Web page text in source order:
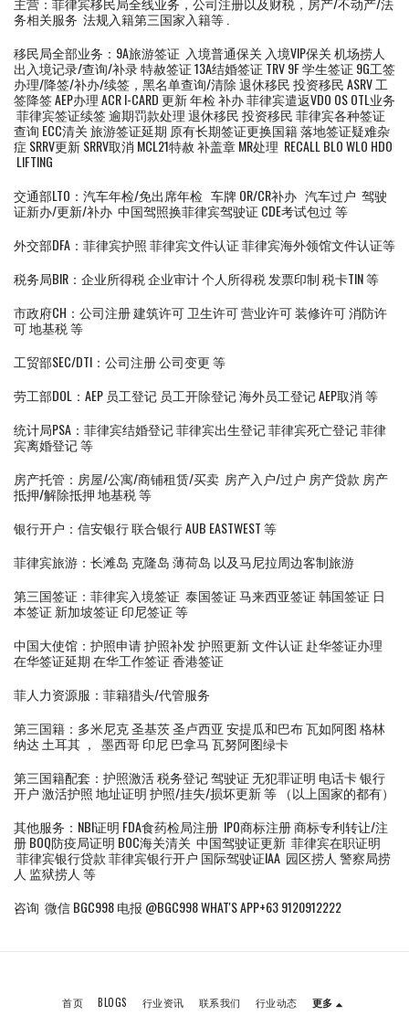
务相关服务 法规入籍第三国家入籍等 .
移民局全部业务：9A旅游签证 入境普通保关 入境VIP保关 机场捞人
出入境记录/查询/补录 特赦签证 13A结婚签证 TRV 9F 学生签证 9G工签
办理/降签/补办/续签，黑名单查询/清除 退休移民 投资移民 ASRV 工
签降签 AEP办理 ACR I-CARD 更新 年检 补办 菲律宾遣返VDO OS OTL业务
菲律宾签证续签 逾期罚款处理 退休移民 投资移民 菲律宾各种签证
查询 ECC清关 旅游签证延期 原有长期签证更换国籍 落地签证疑难杂
症 SRRV更新 SRRV取消 MCL21特赦 补盖章 MR处理 RECALL BLO WLO HDO
LIFTING
交通部LTO：汽车年检/免出席年检 车牌 OR/CR补办 汽车过户 驾驶
证新办/更新/补办 中国驾照换菲律宾驾驶证 CDE考试包过 等
外交部DFA：菲律宾护照 菲律宾文件认证 菲律宾海外领馆文件认证等
税务局BIR：企业所得税 企业审计 个人所得税 发票印制 税卡TIN 等
市政府CH：公司注册 建筑许可 卫生许可 营业许可 装修许可 消防许
可 地基税 等
工贸部SEC/DTI：公司注册 公司变更 等
劳工部DOL：AEP 员工登记 员工开除登记 海外员工登记 AEP取消 等
统计局PSA：菲律宾结婚登记 菲律宾出生登记 菲律宾死亡登记 菲律
宾离婚登记 等
房产托管：房屋/公寓/商铺租赁/买卖 房产入户/过户 房产贷款 房产
抵押/解除抵押 地基税 等
银行开户：信安银行 联合银行 AUB EASTWEST 等
菲律宾旅游：长滩岛 克隆岛 薄荷岛 以及马尼拉周边客制旅游
第三国签证：菲律宾入境签证 泰国签证 马来西亚签证 韩国签证 日
本签证 新加坡签证 印尼签证 等
中国大使馆：护照申请 护照补发 护照更新 文件认证 赴华签证办理
在华签证延期 在华工作签证 香港签证
菲人力资源服：菲籍猎头/代管服务
第三国籍：多米尼克 圣基茨 圣卢西亚 安提瓜和巴布 瓦如阿图 格林
纳达 土耳其 ， 墨西哥 印尼 巴拿马 瓦努阿图绿卡
第三国籍配套：护照激活 税务登记 驾驶证 无犯罪证明 电话卡 银行
开户 激活护照 地址证明 护照/挂失/损坏更新 等 （以上国家的都有）
其他服务：NBI证明 FDA食药检局注册 IPO商标注册 商标专利转让/注
册 BOQ防疫局证明 BOC海关清关 中国驾驶证更新 菲律宾在职证明
菲律宾银行贷款 菲律宾银行开户 国际驾驶证IAA 园区捞人 警察局捞
人 监狱捞人 等
咨询 微信 BGC998 电报 @BGC998 WHAT'S APP+63 9120912222
首页 BLOGS 行业资讯 联系我们 行业动态 更多